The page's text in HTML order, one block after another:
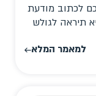
לכתוב מודעת
תיראה לגולש
למאמר המלא